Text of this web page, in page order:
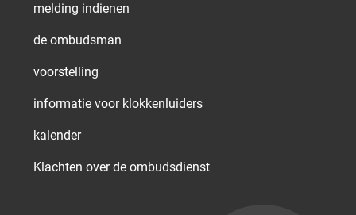
melding indienen
de ombudsman
voorstelling
informatie voor klokkenluiders
kalender
Klachten over de ombudsdienst